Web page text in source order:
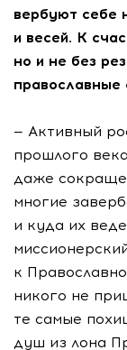
вербуют себе
и весей. К
но и не без
православные
— Активный
прошлого
даже
многие
и куда их
к
никого не
те самые
душ из лона